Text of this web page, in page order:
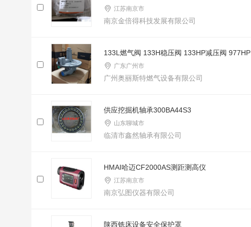
江苏南京市
南京金倍得科技发展有限公司
133L燃气阀 133H稳压阀 133HP减压阀 977HP
广东广州市
广州奥丽斯特燃气设备有限公司
供应挖掘机轴承300BA44S3
山东聊城市
临清市鑫然轴承有限公司
HMAI哈迈CF2000AS测距测高仪
江苏南京市
南京弘图仪器有限公司
陕西铣床设备安全保护罩